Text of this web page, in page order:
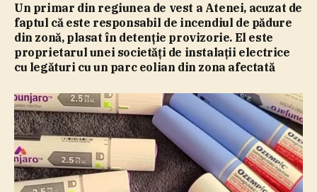
Un primar din regiunea de vest a Atenei, acuzat de
faptul că este responsabil de incendiul de pădure
din zonă, plasat în detenţie provizorie. El este
proprietarul unei societăţi de instalaţii electrice
cu legături cu un parc eolian din zona afectată